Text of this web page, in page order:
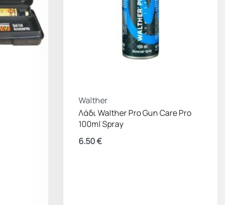
Walther
Λάδι Walther Pro Gun Care Pro
100ml Spray
6.50€